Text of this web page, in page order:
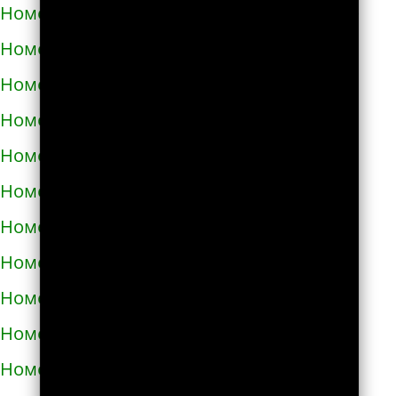
Номера телефонов такси в Червонограде
Номера телефонов такси в Черкассах
Номера телефонов такси в Чернигове
Номера телефонов такси в Черновцах
Номера телефонов такси в Черноморске
Номера телефонов такси в Чорткове
Номера телефонов такси в Чугуеве
Номера телефонов такси в Шепетовке
Номера телефонов такси в Шостке
Номера телефонов такси в Шполе
Номера телефонов такси в Энергодаре